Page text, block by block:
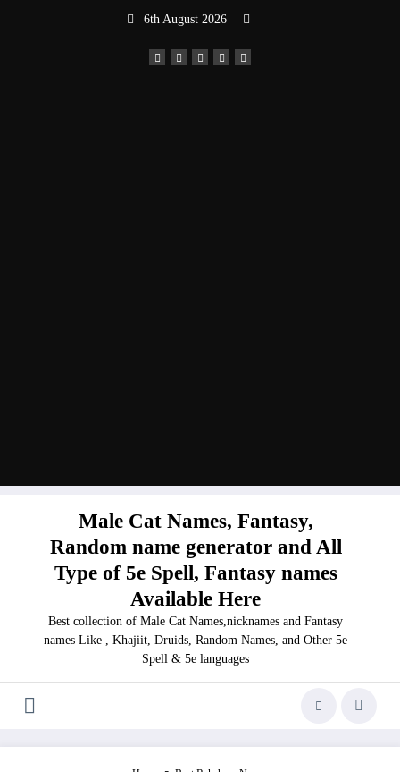
6th August 2026
Male Cat Names, Fantasy,
Random name generator and All
Type of 5e Spell, Fantasy names
Available Here
Best collection of Male Cat Names,nicknames and Fantasy
names Like , Khajiit, Druids, Random Names, and Other 5e
Spell & 5e languages